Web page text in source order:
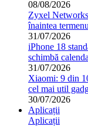
08/08/2026
Zyxel
înaintea
31/07/2026
iPhone 18
schimbă
31/07/2026
Xiaomi: 9 din
cel mai util
30/07/2026
Aplicații
Aplicații